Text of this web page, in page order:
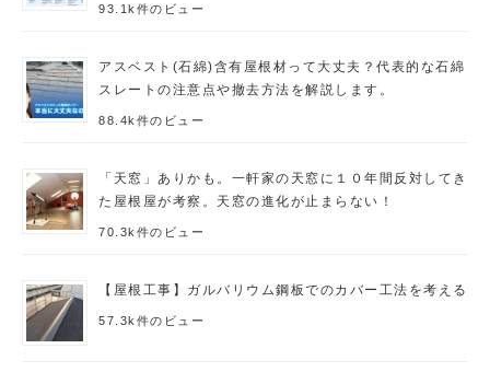
93.1k件のビュー
アスベスト(石綿)含有屋根材って大丈夫？代表的な石綿
スレートの注意点や撤去方法を解説します。
88.4k件のビュー
「天窓」ありかも。一軒家の天窓に１０年間反対してき
た屋根屋が考察。天窓の進化が止まらない！
70.3k件のビュー
【屋根工事】ガルバリウム鋼板でのカバー工法を考える
57.3k件のビュー